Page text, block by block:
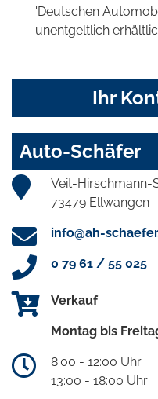
'Deutschen
unentgeltlich
Ihr
Auto-Schäfer
Veit-Hirschmann-
73479 Ellwangen
info@ah-
0 79 61 / 55 025
Verkauf
Montag bis
8:00 - 12:00 Uhr
13:00 - 18:00 Uhr